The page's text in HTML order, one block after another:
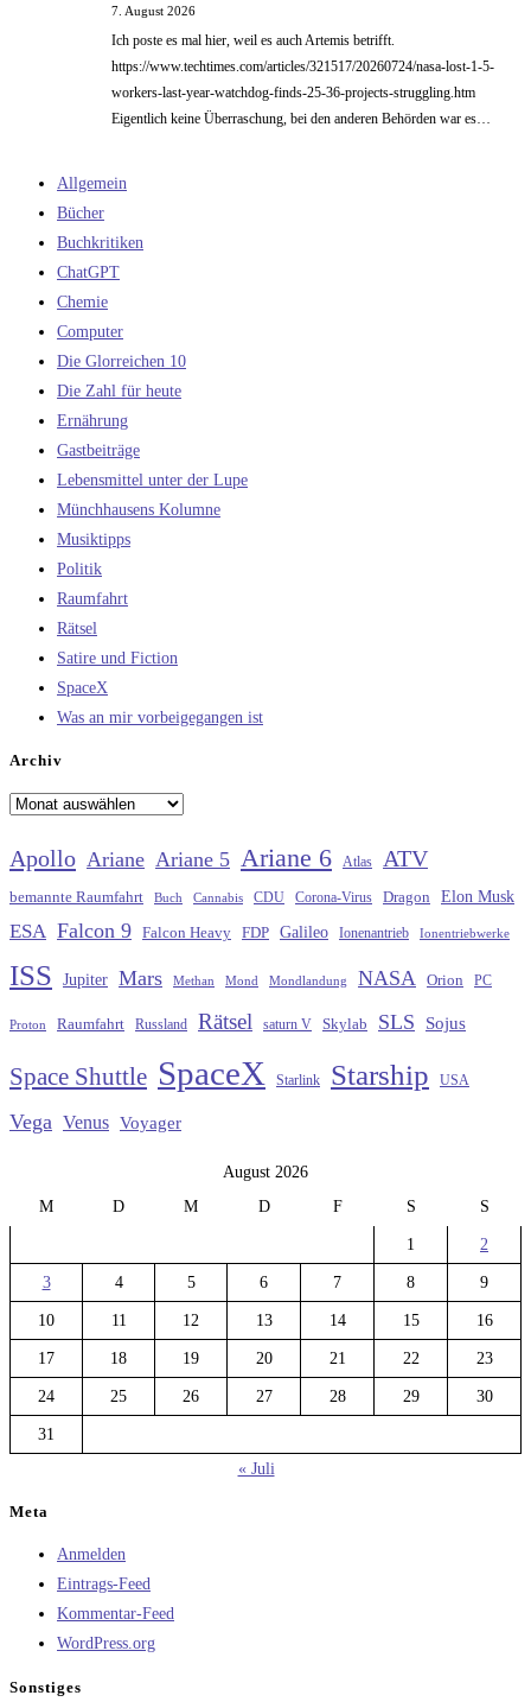
7. August 2026
Ich poste es mal hier, weil es auch Artemis betrifft.
https://www.techtimes.com/articles/321517/20260724/nasa-lost-1-5-
workers-last-year-watchdog-finds-25-36-projects-struggling.htm
Eigentlich keine Überraschung, bei den anderen Behörden war es…
Allgemein
Bücher
Buchkritiken
ChatGPT
Chemie
Computer
Die Glorreichen 10
Die Zahl für heute
Ernährung
Gastbeiträge
Lebensmittel unter der Lupe
Münchhausens Kolumne
Musiktipps
Politik
Raumfahrt
Rätsel
Satire und Fiction
SpaceX
Was an mir vorbeigegangen ist
Archiv
Archiv
Apollo Ariane Ariane 5 Ariane 6 Atlas ATV
bemannte Raumfahrt Buch Cannabis CDU Corona-Virus Dragon Elon Musk
ESA Falcon 9 Falcon Heavy FDP Galileo Ionenantrieb Ionentriebwerke
ISS Jupiter Mars Methan Mond Mondlandung NASA Orion PC
Proton Raumfahrt Russland Rätsel saturn V Skylab SLS Sojus
Space Shuttle SpaceX Starlink Starship USA
Vega Venus Voyager
August 2026
M
D M D F S S
1 2
3 4 5 6 7 8 9
10 11 12 13 14 15 16
17 18 19 20 21 22 23
24 25 26 27 28 29 30
31
« Juli
Meta
Anmelden
Eintrags-Feed
Kommentar-Feed
WordPress.org
Sonstiges